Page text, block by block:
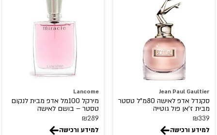
Ariana Grande
ASDAAF
ATELIER DES ORS
atkinsons
ATTAR COLLECTION
AURORA SCENTS
azzaro
Jean Paul Gaultier
סקנדל אדפ לאישה 80מ"ל טסטר
מבית ז'אן פול גוטייה
₪339
למידע ורכישה
Lancome
מירקל 100מל אדפ מבית לנקום
טסטר – בושם לאישה
₪289
למידע ורכישה